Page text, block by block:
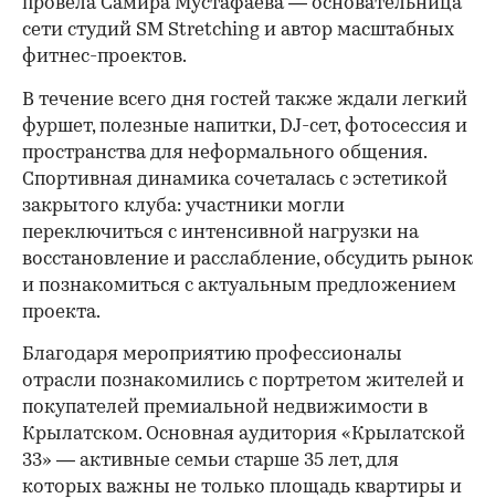
сети студий SM Stretching и автор масштабных
фитнес-проектов.
В течение всего дня гостей также ждали легкий
фуршет, полезные напитки, DJ-сет, фотосессия и
пространства для неформального общения.
Спортивная динамика сочеталась с эстетикой
закрытого клуба: участники могли
переключиться с интенсивной нагрузки на
восстановление и расслабление, обсудить рынок
и познакомиться с актуальным предложением
проекта.
Благодаря мероприятию профессионалы
отрасли познакомились с портретом жителей и
покупателей премиальной недвижимости в
Крылатском. Основная аудитория «Крылатской
33» — активные семьи старше 35 лет, для
которых важны не только площадь квартиры и